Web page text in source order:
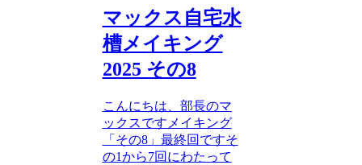
マックス自宅水
槽メイキング
2025 その8
こんにちは、部長のマ
ックスですメイキング
「その8」最終回ですそ
の1から7回にわたって